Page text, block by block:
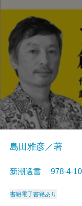
島田雅彦／著
新潮選書 978-4-
書籍電子書籍あり